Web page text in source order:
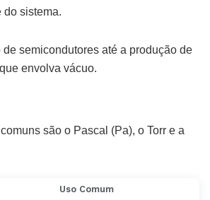
do sistema.
semicondutores até a produção de
envolva vácuo.
são o Pascal (Pa), o Torr e a
Uso Comum